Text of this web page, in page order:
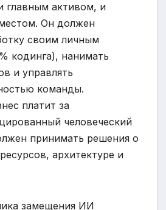
главным активом, и
Он должен
своим личным
кодинга), нанимать
и управлять
команды.
платит за
человеческий
принимать решения о
архитектуре и
замещения ИИ